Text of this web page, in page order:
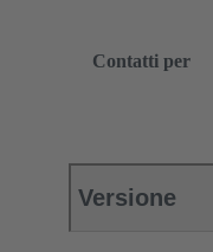
Contatti per
Versione